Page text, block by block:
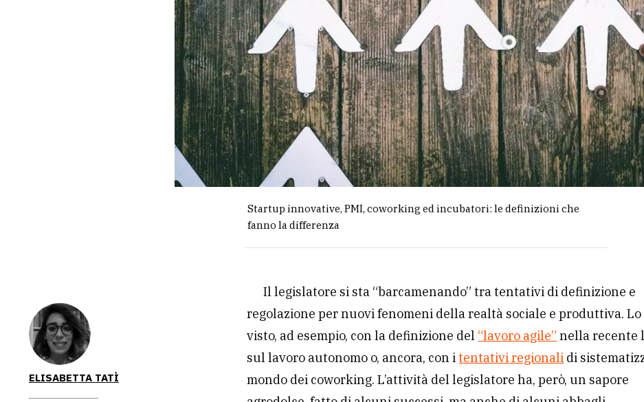
Startup innovative, PMI, coworking ed incubatori: le definizioni che
fanno la differenza
ELISABETTA TATÌ
Il legislatore si sta “barcamenando” tra tentativi di definizione e
regolazione per nuovi fenomeni della realtà sociale e produttiva. Lo
visto, ad esempio, con la definizione del “lavoro agile” nella recente
sul lavoro autonomo o, ancora, con itentativi regionali di
mondo dei coworking. L’attività del legislatore ha, però, un sapore